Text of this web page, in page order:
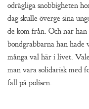
odrägliga snobbigheten
dag skulle överge sina
de kom från. Och när han
bondgrabbarna han hade
många val här i livet.
man vara solidarisk med
fall på polisen.